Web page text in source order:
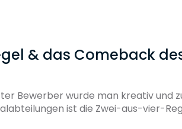
& das Comeback
Bewerber wurde man kreativ und
ist die Zwei-aus-vier-